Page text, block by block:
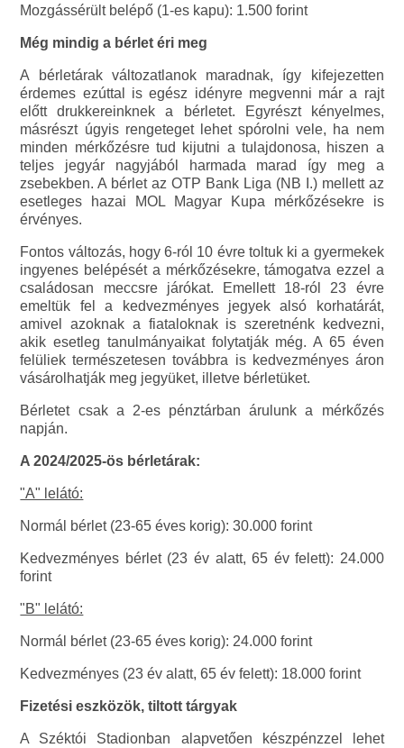
Mozgássérült belépő (1-es kapu): 1.500 forint
Még mindig a bérlet éri meg
A bérletárak változatlanok maradnak, így kifejezetten
érdemes ezúttal is egész idényre megvenni már a rajt
előtt drukkereinknek a bérletet. Egyrészt kényelmes,
másrészt úgyis rengeteget lehet spórolni vele, ha nem
minden mérkőzésre tud kijutni a tulajdonosa, hiszen a
teljes jegyár nagyjából harmada marad így meg a
zsebekben. A bérlet az OTP Bank Liga (NB I.) mellett az
esetleges hazai MOL Magyar Kupa mérkőzésekre is
érvényes.
Fontos változás, hogy 6-ról 10 évre toltuk ki a gyermekek
ingyenes belépését a mérkőzésekre, támogatva ezzel a
családosan meccsre járókat. Emellett 18-ról 23 évre
emeltük fel a kedvezményes jegyek alsó korhatárát,
amivel azoknak a fiataloknak is szeretnénk kedvezni,
akik esetleg tanulmányaikat folytatják még. A 65 éven
felüliek természetesen továbbra is kedvezményes áron
vásárolhatják meg jegyüket, illetve bérletüket.
Bérletet csak a 2-es pénztárban árulunk a mérkőzés
napján.
A 2024/2025-ös bérletárak:
"A" lelátó:
Normál bérlet (23-65 éves korig): 30.000 forint
Kedvezményes bérlet (23 év alatt, 65 év felett): 24.000
forint
"B" lelátó:
Normál bérlet (23-65 éves korig): 24.000 forint
Kedvezményes (23 év alatt, 65 év felett): 18.000 forint
Fizetési eszközök, tiltott tárgyak
A Széktói Stadionban alapvetően készpénzzel lehet